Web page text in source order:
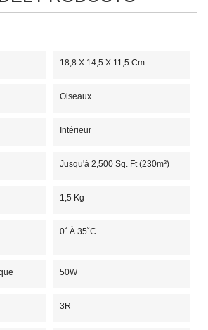
18,8 X 14,5 X 11,5 Cm
Oiseaux
Intérieur
Jusqu'à 2,500 Sq. Ft (230m²)
1,5 Kg
0˚ À 35˚C
50W
3R